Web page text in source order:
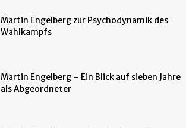
Martin Engelberg zur Psychodynamik des
Wahlkampfs
Martin Engelberg – Ein Blick auf sieben Jahre
als Abgeordneter